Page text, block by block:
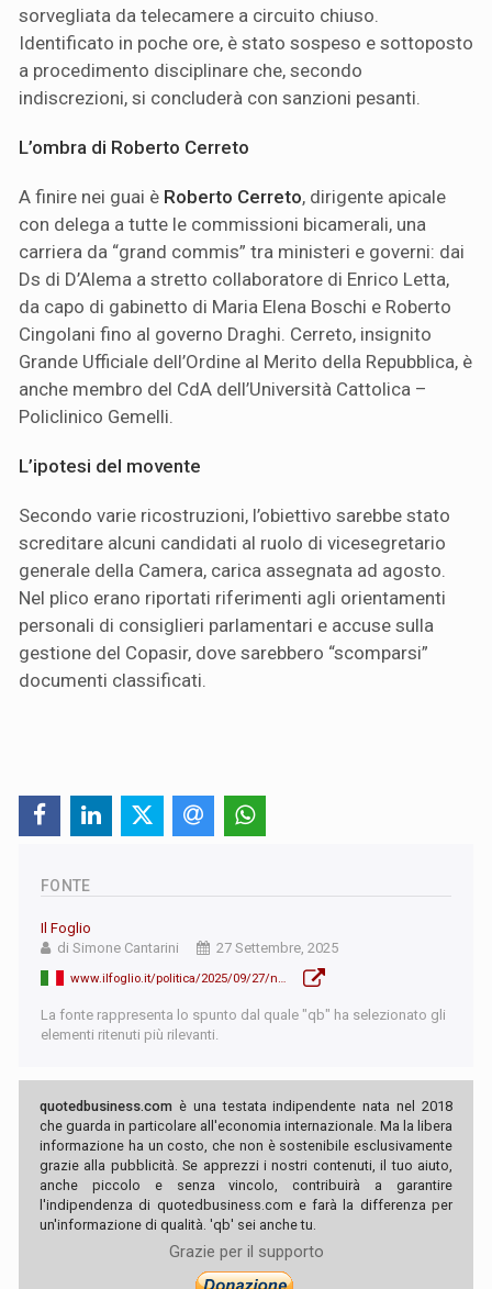
sorvegliata da telecamere a circuito chiuso.
Identificato in poche ore, è stato sospeso e sottoposto
a procedimento disciplinare che, secondo
indiscrezioni, si concluderà con sanzioni pesanti.
L’ombra di Roberto Cerreto
A finire nei guai è Roberto Cerreto, dirigente apicale
con delega a tutte le commissioni bicamerali, una
carriera da “grand commis” tra ministeri e governi: dai
Ds di D’Alema a stretto collaboratore di Enrico Letta,
da capo di gabinetto di Maria Elena Boschi e Roberto
Cingolani fino al governo Draghi. Cerreto, insignito
Grande Ufficiale dell’Ordine al Merito della Repubblica, è
anche membro del CdA dell’Università Cattolica –
Policlinico Gemelli.
L’ipotesi del movente
Secondo varie ricostruzioni, l’obiettivo sarebbe stato
screditare alcuni candidati al ruolo di vicesegretario
generale della Camera, carica assegnata ad agosto.
Nel plico erano riportati riferimenti agli orientamenti
personali di consiglieri parlamentari e accuse sulla
gestione del Copasir, dove sarebbero “scomparsi”
documenti classificati.
FONTE
Il Foglio
di Simone Cantarini
27 Settembre, 2025
www.ilfoglio.it/politica/2025/09/27/news/dirigente-del-parlamento-lascia-un-plico-anonimo-al-copasir-le-telecamere-lo-inchiodano-sospeso--119312
La fonte rappresenta lo spunto dal quale "qb" ha selezionato gli
elementi ritenuti più rilevanti.
quotedbusiness.com è una testata indipendente nata nel 2018
che guarda in particolare all'economia internazionale. Ma la libera
informazione ha un costo, che non è sostenibile esclusivamente
grazie alla pubblicità. Se apprezzi i nostri contenuti, il tuo aiuto,
anche piccolo e senza vincolo, contribuirà a garantire
l'indipendenza di quotedbusiness.com e farà la differenza per
un'informazione di qualità. 'qb' sei anche tu.
Grazie per il supporto